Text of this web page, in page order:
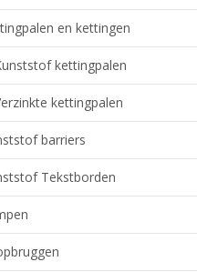
en kettingen
kettingpalen
kettingpalen
barriers
Tekstborden